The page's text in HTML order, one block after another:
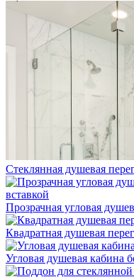
Стеклянная душевая
Прозрачная угловая
Квадратная душевая
Угловая душевая кабина